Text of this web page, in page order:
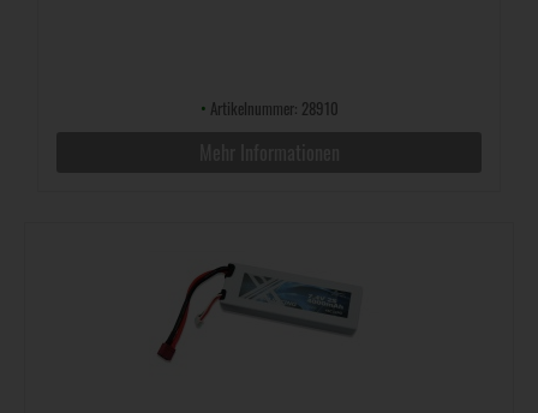
• Artikelnummer: 28910